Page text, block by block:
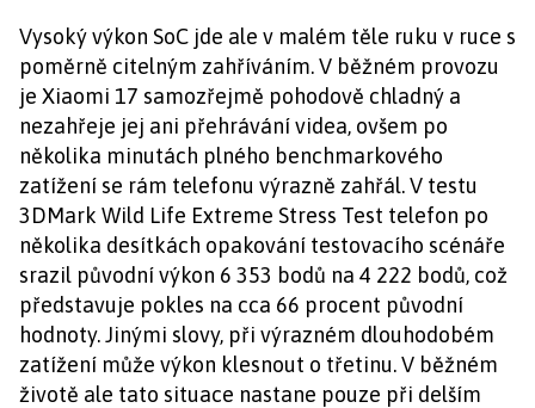
Vysoký výkon SoC jde ale v malém těle ruku v ruce s
poměrně citelným zahříváním. V běžném provozu
je Xiaomi 17 samozřejmě pohodově chladný a
nezahřeje jej ani přehrávání videa, ovšem po
několika minutách plného benchmarkového
zatížení se rám telefonu výrazně zahřál. V testu
3DMark Wild Life Extreme Stress Test telefon po
několika desítkách opakování testovacího scénáře
srazil původní výkon 6 353 bodů na 4 222 bodů, což
představuje pokles na cca 66 procent původní
hodnoty. Jinými slovy, při výrazném dlouhodobém
zatížení může výkon klesnout o třetinu. V běžném
životě ale tato situace nastane pouze při delším